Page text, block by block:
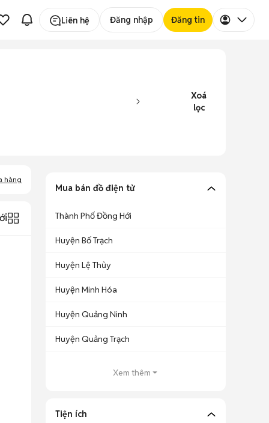
Liên hệ Đăng nhập Đăng tin
Xoá
lọc
hàng
Mua bán đồ điện tử
Thành Phố Đồng Hới
Huyện Bố Trạch
Huyện Lệ Thủy
Huyện Minh Hóa
Huyện Quảng Ninh
Huyện Quảng Trạch
Xem thêm
Tiện ích